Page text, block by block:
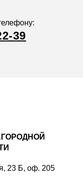
39
23 Б, оф. 205